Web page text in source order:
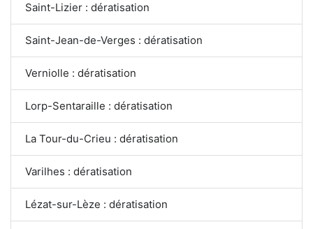
Saint-Lizier : dératisation
Saint-Jean-de-Verges : dératisation
Verniolle : dératisation
Lorp-Sentaraille : dératisation
La Tour-du-Crieu : dératisation
Varilhes : dératisation
Lézat-sur-Lèze : dératisation